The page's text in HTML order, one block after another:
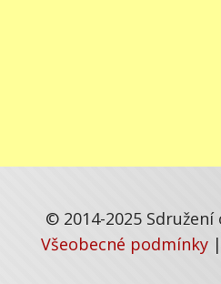
© 2014-2025
Všeobecné podmínky |